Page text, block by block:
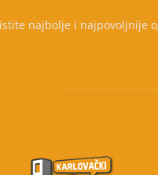
najbolje i najpovoljnije